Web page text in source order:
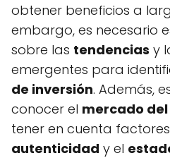
obtener beneficios a
embargo, es necesario
sobre las tendencias y
emergentes para
de inversión. Además,
conocer el mercado
tener en cuenta
autenticidad y el